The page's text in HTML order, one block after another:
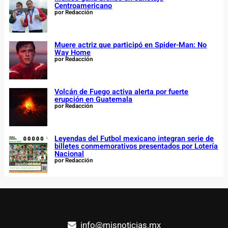
Centroamericano
por Redacción
Muere actriz que participó en Spider-Man: No
Way Home
por Redacción
Volcán de Fuego activa alerta por fuerte
erupción en Guatemala
por Redacción
Leyendas del Futbol mexicano integran serie de
billetes conmemorativos presentados por Lotería
Nacional
por Redacción
info@misnoticias.mx